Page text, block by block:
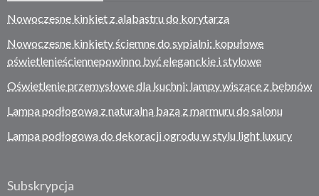
Nowoczesne kinkiet z alabastru do korytarza
Nowoczesne kinkiety ściemne do sypialni: kopułowe
oświetlenieściennepowinno być eleganckie i stylowe
Oświetlenie przemysłowe dla kuchni: lampy wiszące z bębnów
Lampa podłogowa z naturalną bazą z marmuru do salonu
Lampa podłogowa do dekoracji ogrodu w stylu light luxury
Subskrypcja